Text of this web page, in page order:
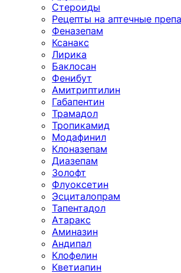
Стероиды
Рецепты на аптечные
Феназепам
Ксанакс
Лирика
Баклосан
Фенибут
Амитриптилин
Габапентин
Трамадол
Тропикамид
Модафинил
Клоназепам
Диазепам
Золофт
Флуоксетин
Эсциталопрам
Тапентадол
Атаракс
Аминазин
Андипал
Клофелин
Кветиапин